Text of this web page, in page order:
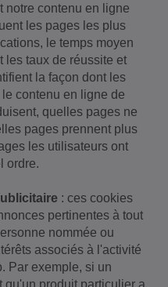
notre contenu en ligne
les pages les plus
le temps moyen
les taux de réussite et
la façon dont les
contenu en ligne de
quelles pages ne
pages prennent plus
les utilisateurs ont
ordre.
: ces cookies
pertinentes à tout
nommée ou
associés à l'activité
Par exemple, si un